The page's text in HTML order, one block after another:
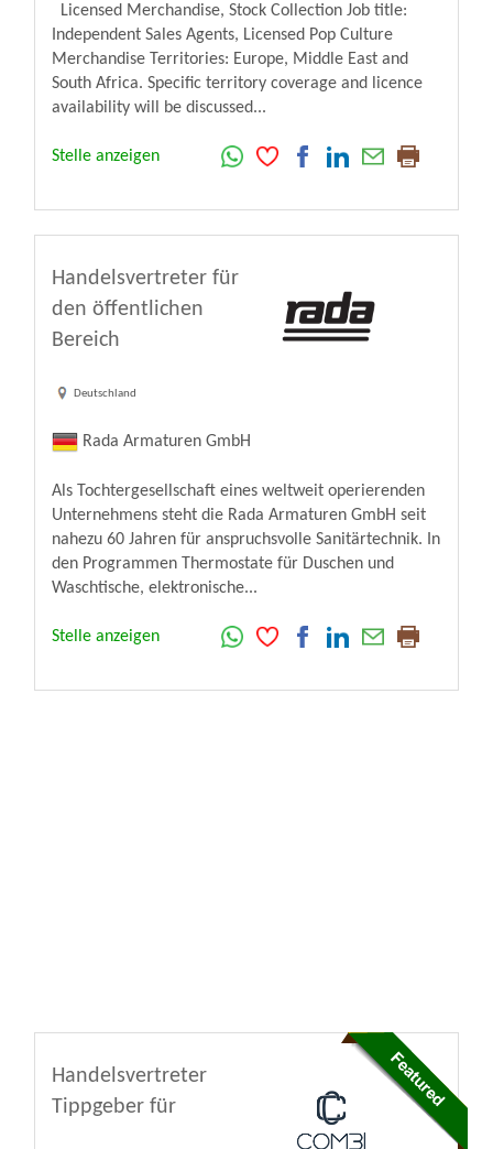
Licensed Merchandise, Stock Collection Job title:
Independent Sales Agents, Licensed Pop Culture
Merchandise Territories: Europe, Middle East and
South Africa. Specific territory coverage and licence
availability will be discussed...
Stelle anzeigen
Handelsvertreter für
den öffentlichen
Bereich
Deutschland
Rada Armaturen GmbH
Als Tochtergesellschaft eines weltweit operierenden
Unternehmens steht die Rada Armaturen GmbH seit
nahezu 60 Jahren für anspruchsvolle Sanitärtechnik. In
den Programmen Thermostate für Duschen und
Waschtische, elektronische...
Stelle anzeigen
Handelsvertreter
Tippgeber für